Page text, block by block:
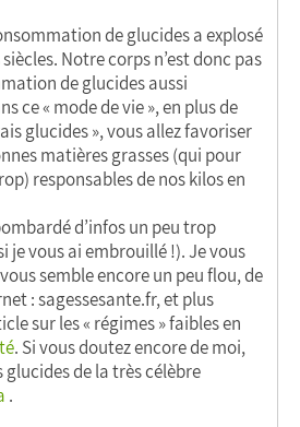
de glucides a explosé
Notre corps n’est donc pas
de glucides aussi
ce « mode de vie », en plus de
glucides », vous allez favoriser
matières grasses (qui pour
responsables de nos kilos en
d’infos un peu trop
je vous ai embrouillé !). Je vous
semble encore un peu flou, de
: sagessesante.fr, et plus
sur les « régimes » faibles en
. Si vous doutez encore de moi,
de la très célèbre
.